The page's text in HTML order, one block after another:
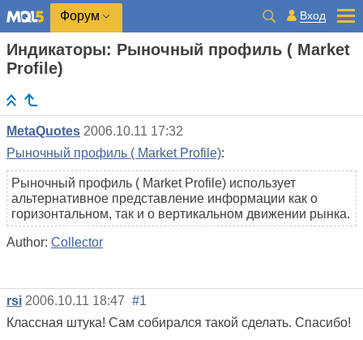
Форум Вход
Индикаторы: Рыночный профиль ( Market
Profile)
MetaQuotes 2006.10.11 17:32
Рыночный профиль ( Market Profile):
Рыночный профиль ( Market Profile) использует
альтернативное представление информации как о
горизонтальном, так и о вертикальном движении рынка.
Author: Collector
rsi 2006.10.11 18:47 #1
Классная штука! Сам собирался такой сделать. Спасибо!